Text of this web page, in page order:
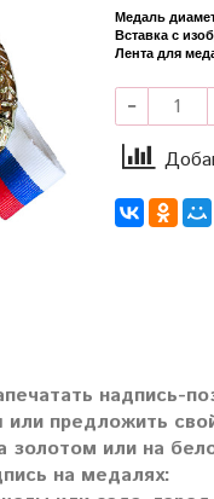
Медаль
Вставка с
Лента для
надпись-
предложить
золотом или на
на медалях: